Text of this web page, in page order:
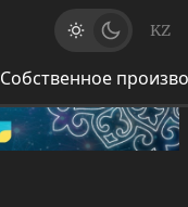
KZ
Собственное